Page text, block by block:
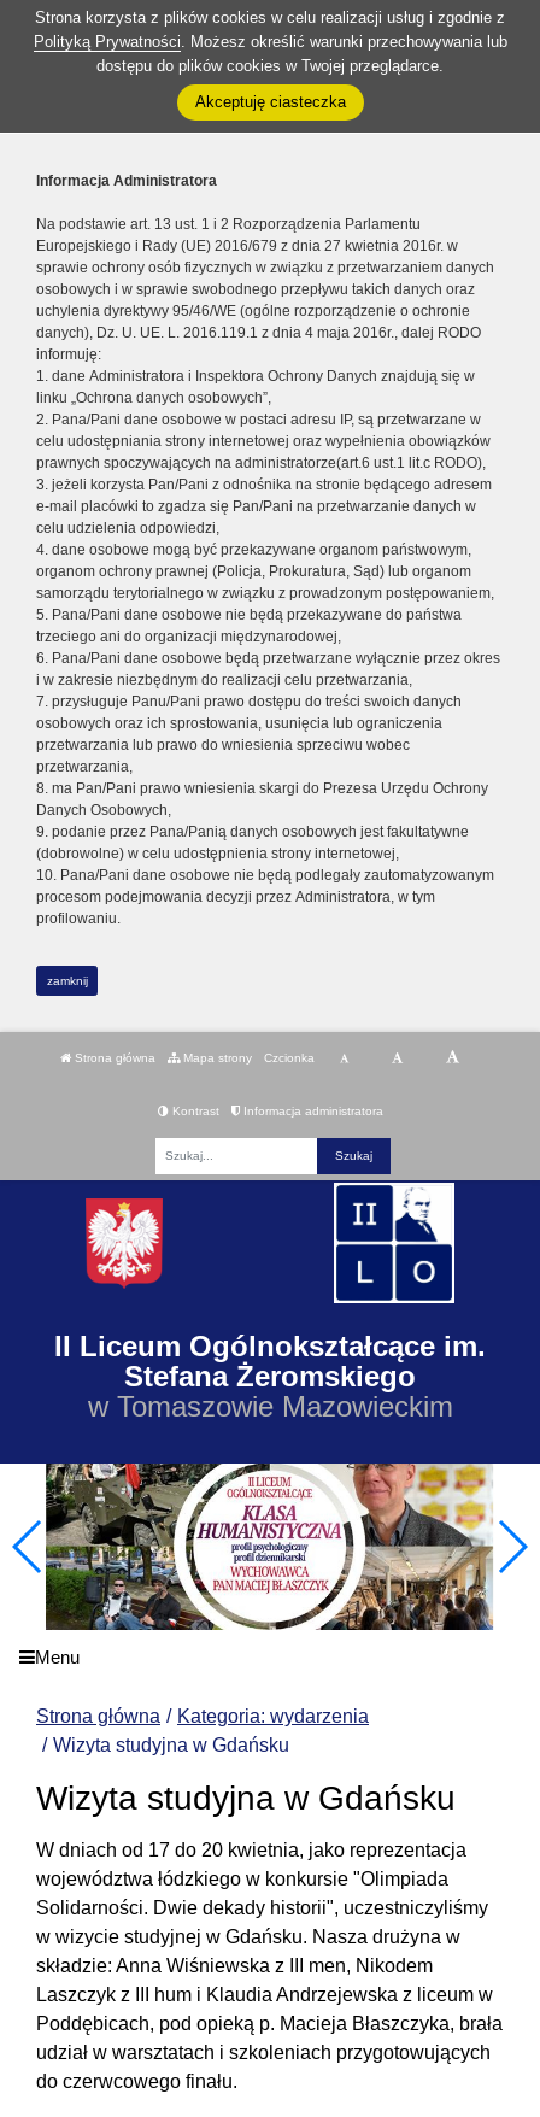
Strona korzysta z plików cookies w celu realizacji usług i zgodnie z
Polityką Prywatności. Możesz określić warunki przechowywania lub
dostępu do plików cookies w Twojej przeglądarce.
Akceptuję ciasteczka
Informacja Administratora
Na podstawie art. 13 ust. 1 i 2 Rozporządzenia Parlamentu
Europejskiego i Rady (UE) 2016/679 z dnia 27 kwietnia 2016r. w
sprawie ochrony osób fizycznych w związku z przetwarzaniem danych
osobowych i w sprawie swobodnego przepływu takich danych oraz
uchylenia dyrektywy 95/46/WE (ogólne rozporządzenie o ochronie
danych), Dz. U. UE. L. 2016.119.1 z dnia 4 maja 2016r., dalej RODO
informuję:
1. dane Administratora i Inspektora Ochrony Danych znajdują się w
linku „Ochrona danych osobowych”,
2. Pana/Pani dane osobowe w postaci adresu IP, są przetwarzane w
celu udostępniania strony internetowej oraz wypełnienia obowiązków
prawnych spoczywających na administratorze(art.6 ust.1 lit.c RODO),
3. jeżeli korzysta Pan/Pani z odnośnika na stronie będącego adresem
e-mail placówki to zgadza się Pan/Pani na przetwarzanie danych w
celu udzielenia odpowiedzi,
4. dane osobowe mogą być przekazywane organom państwowym,
organom ochrony prawnej (Policja, Prokuratura, Sąd) lub organom
samorządu terytorialnego w związku z prowadzonym postępowaniem,
5. Pana/Pani dane osobowe nie będą przekazywane do państwa
trzeciego ani do organizacji międzynarodowej,
6. Pana/Pani dane osobowe będą przetwarzane wyłącznie przez okres
i w zakresie niezbędnym do realizacji celu przetwarzania,
7. przysługuje Panu/Pani prawo dostępu do treści swoich danych
osobowych oraz ich sprostowania, usunięcia lub ograniczenia
przetwarzania lub prawo do wniesienia sprzeciwu wobec
przetwarzania,
8. ma Pan/Pani prawo wniesienia skargi do Prezesa Urzędu Ochrony
Danych Osobowych,
9. podanie przez Pana/Panią danych osobowych jest fakultatywne
(dobrowolne) w celu udostępnienia strony internetowej,
10. Pana/Pani dane osobowe nie będą podlegały zautomatyzowanym
procesom podejmowania decyzji przez Administratora, w tym
profilowaniu.
zamknij
Strona główna Mapa strony Czcionka
Kontrast Informacja administratora
II Liceum Ogólnokształcące im.
Stefana Żeromskiego
w Tomaszowie Mazowieckim
Menu
Strona główna
Kategoria: wydarzenia
Wizyta studyjna w Gdańsku
Wizyta studyjna w Gdańsku
W dniach od 17 do 20 kwietnia, jako reprezentacja
województwa łódzkiego w konkursie "Olimpiada
Solidarności. Dwie dekady historii", uczestniczyliśmy
w wizycie studyjnej w Gdańsku. Nasza drużyna w
składzie: Anna Wiśniewska z III men, Nikodem
Laszczyk z III hum i Klaudia Andrzejewska z liceum w
Poddębicach, pod opieką p. Macieja Błaszczyka, brała
udział w warsztatach i szkoleniach przygotowujących
do czerwcowego finału.